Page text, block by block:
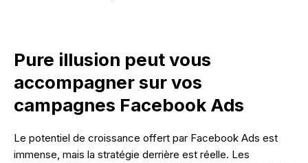
Pure illusion peut vous
accompagner sur vos
campagnes Facebook Ads
Le potentiel de croissance offert par Facebook Ads est
immense, mais la stratégie derrière est réelle. Les